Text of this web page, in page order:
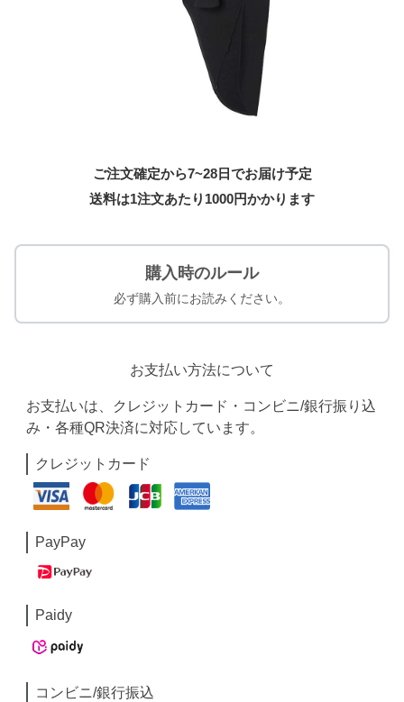
ご注文確定から7~28日でお届け予定
送料は1注文あたり 1000円かかります
購入時のルール
必ず購入前にお読みください。
お支払い方法について
お支払いは、クレジットカード・コンビニ/銀行振り込
み・各種QR決済に対応しています。
クレジットカード
PayPay
Paidy
コンビニ/銀行振込